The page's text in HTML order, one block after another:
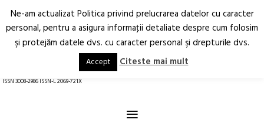
Arhitectură.
Oraș.
RO EN
ISSN 3008-2986 ISSN-L 2069-721X
≡
Ne-am actualizat Politica privind prelucrarea datelor cu caracter
personal, pentru a asigura informaţii detaliate despre cum folosim
şi protejăm datele dvs. cu caracter personal şi drepturile dvs.
Accept Citeste mai mult